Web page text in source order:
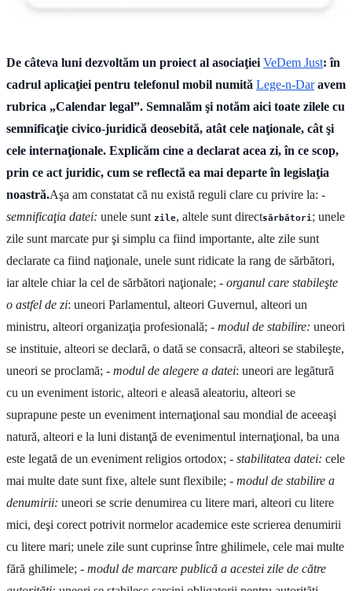
De câteva luni dezvoltăm un proiect al asociaţiei VeDem Just: în
cadrul aplicaţiei pentru telefonul mobil numită Lege-n-Daravem
rubrica „Calendar legal”. Semnalăm şi notăm aici toate zilele cu
semnificaţie civico-juridică deosebită, atât cele naţionale, cât şi
cele internaţionale. Explicăm cine a declarat acea zi, în ce scop,
prin ce act juridic, cum se reflectă ea mai departe în legislaţia
noastră.Aşa am constatat că nu există reguli clare cu privire la: -
semnificaţia datei: unele sunt zile, altele sunt directsărbători; unele
zile sunt marcate pur şi simplu ca fiind importante, alte zile sunt
declarate ca fiind naţionale, unele sunt ridicate la rang de sărbători,
iar altele chiar la cel de sărbători naţionale; - organul care stabileşte
o astfel de zi: uneori Parlamentul, alteori Guvernul, alteori un
ministru, alteori organizaţia profesională; - modul de stabilire: uneori
se instituie, alteori se declară, o dată se consacră, alteori se stabileşte,
uneori se proclamă; - modul de alegere a datei: uneori are legătură
cu un eveniment istoric, alteori e aleasă aleatoriu, alteori se
suprapune peste un eveniment internaţional sau mondial de aceeaşi
natură, alteori e la luni distanţă de evenimentul internaţional, ba una
este legată de un eveniment religios ortodox; - stabilitatea datei: cele
mai multe date sunt fixe, altele sunt flexibile; - modul de stabilire a
denumirii: uneori se scrie denumirea cu litere mari, alteori cu litere
mici, deşi corect potrivit normelor academice este scrierea denumirii
cu litere mari; unele zile sunt cuprinse între ghilimele, cele mai multe
fără ghilimele; - modul de marcare publică a acestei zile de către